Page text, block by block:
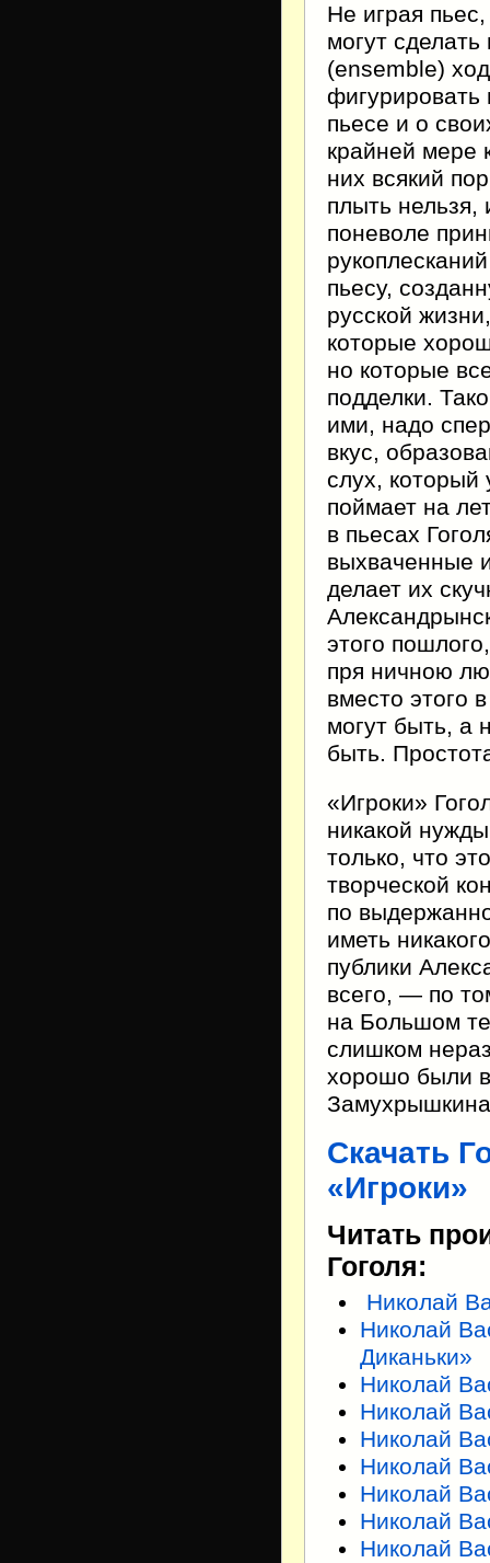
Не играя
могут
(ensemble)
фигурировать
пьесе и о
крайней мере
них всякий
плыть нельзя,
поневоле
пьесу,
русской
которые
но которые
подделки.
ими, надо
вкус,
слух, который
поймает на
в пьесах
выхваченные
делает их
этого
пря ничною
вместо этого
могут быть, а
быть.
«Игроки»
никакой
только, что
творческой
по
иметь
публики
всего, — по
на Большом
слишком
хорошо были
Скачать
«Игроки»
Читать
Гоголя:
Николай
Николай
Диканьки»
Николай
Николай
Николай
Николай
Николай
Николай
Николай